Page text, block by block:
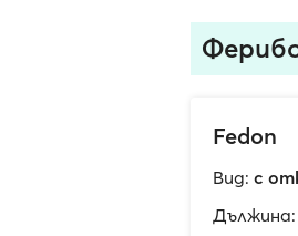
Fedon
Вид: с
Дължина: